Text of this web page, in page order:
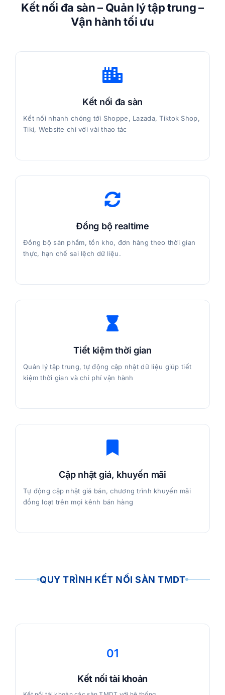
Kết nối đa sàn – Quản lý tập trung –
Vận hành tối ưu
Kết nối đa sàn
Kết nối nhanh chóng tới Shoppe, Lazada, Tiktok Shop,
Tiki, Website chỉ với vài thao tác
Đồng bộ realtime
Đồng bộ sản phẩm, tồn kho, đơn hàng theo thời gian
thực, hạn chế sai lệch dữ liệu.
Tiết kiệm thời gian
Quản lý tập trung, tự động cập nhật dữ liệu giúp tiết
kiệm thời gian và chi phí vận hành
Cập nhật giá, khuyến mãi
Tự động cập nhật giá bán, chương trình khuyến mãi
đồng loạt trên mọi kênh bán hàng
QUY TRÌNH KẾT NỐI SÀN TMDT
01
Kết nối tài khoản